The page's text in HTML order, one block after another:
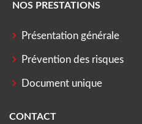
NOS PRESTATIONS
Présentation générale
Prévention des risques
Document unique
CONTACT